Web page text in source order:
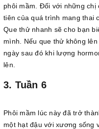
phôi mầm. Đối với những chị
tiên của quá trình mang thai
Que thử nhanh sẽ cho bạn
mình. Nếu que thử không
ngày sau đó khi lượng
lên.
3. Tuần 6
Phôi mầm lúc này đã trở
một hạt đậu với xương sống